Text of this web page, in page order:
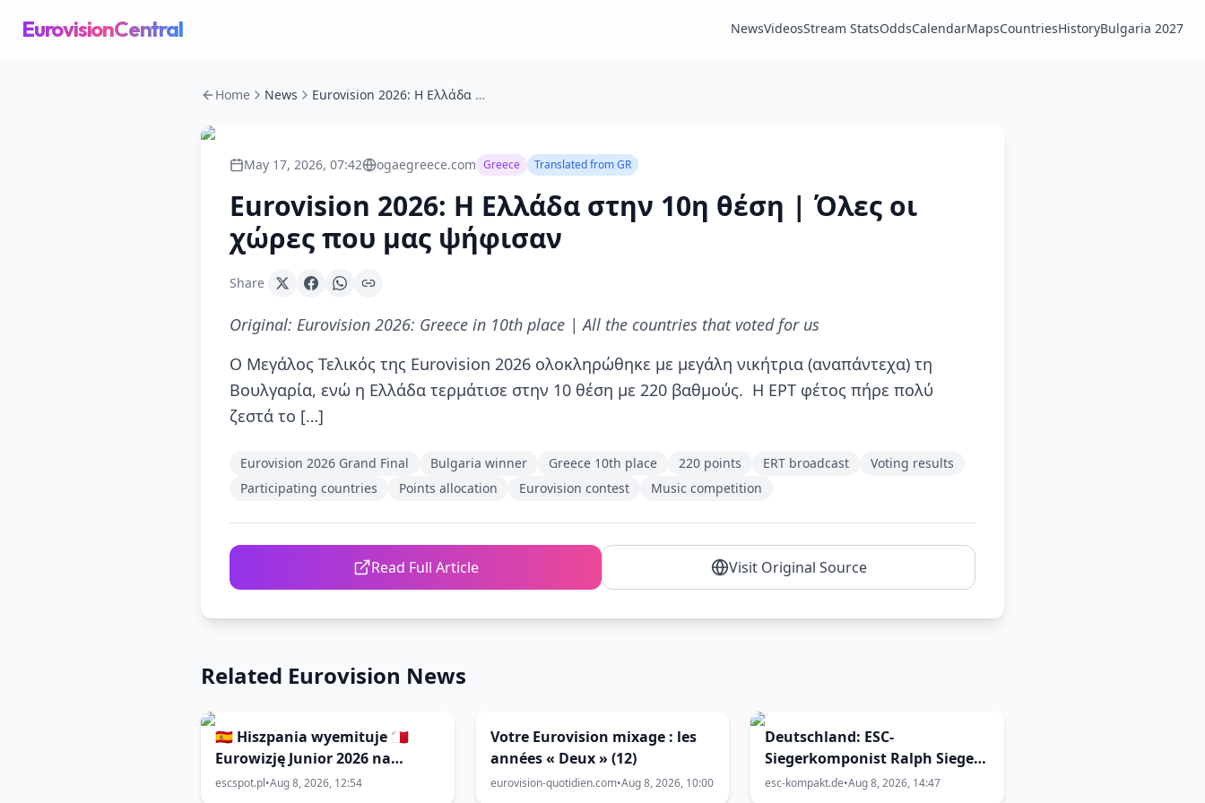
EurovisionCentral NewsVideosStream StatsOddsCalendarMapsCountriesHistoryBulgaria 2027
Home News Eurovision 2026: Η Ελλάδα στην 10η θέση | Όλες οι χώρες που μας ψήφισαν
May 17, 2026, 07:42 ogaegreece.com Greece Translated fromGR
Eurovision 2026: Η Ελλάδα στην 10η θέση | Όλες οι
χώρες που μας ψήφισαν
Share
Original: Eurovision 2026: Greece in 10th place | All the countries that voted for us
Ο Μεγάλος Τελικός της Eurovision 2026 ολοκληρώθηκε με μεγάλη νικήτρια (αναπάντεχα) τη
Βουλγαρία, ενώ η Ελλάδα τερμάτισε στην 10 θέση με 220 βαθμούς. Η ΕΡΤ φέτος πήρε πολύ
ζεστά το […]
Eurovision 2026 Grand Final Bulgaria winner Greece 10th place 220 points ERT broadcast
Voting results
Participating countries
Points allocation Eurovision contest Music competition
Read Full Article Visit Original Source
Related Eurovision News
🇪🇸 Hiszpania wyemituje 🇲🇹
Eurowizję Junior 2026 na
kanale La 1
escspot.pl•Aug 8, 2026, 12:54
Votre Eurovision mixage : les
années « Deux » (12)
eurovision-quotidien.com•Aug 8, 2026, 10:00
Deutschland: ESC-
Siegerkomponist Ralph Siegel
will Lied für den Eurovision
esc-kompakt.de•Aug 8, 2026, 14:47